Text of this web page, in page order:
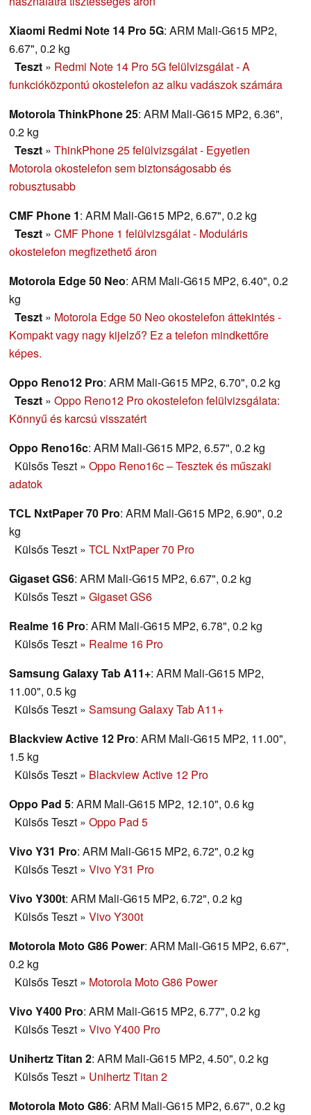
Xiaomi Redmi Note 14 Pro 5G: ARM Mali-G615 MP2,
6.67", 0.2 kg
Teszt » Redmi Note 14 Pro 5G felülvizsgálat - A
funkcióközpontú okostelefon az alku vadászok számára
Motorola ThinkPhone 25: ARM Mali-G615 MP2, 6.36",
0.2 kg
Teszt » ThinkPhone 25 felülvizsgálat - Egyetlen
Motorola okostelefon sem biztonságosabb és
robusztusabb
CMF Phone 1: ARM Mali-G615 MP2, 6.67", 0.2 kg
Teszt » CMF Phone 1 felülvizsgálat - Moduláris
okostelefon megfizethető áron
Motorola Edge 50 Neo: ARM Mali-G615 MP2, 6.40", 0.2
kg
Teszt » Motorola Edge 50 Neo okostelefon áttekintés -
Kompakt vagy nagy kijelző? Ez a telefon mindkettőre
képes.
Oppo Reno12 Pro: ARM Mali-G615 MP2, 6.70", 0.2 kg
Teszt » Oppo Reno12 Pro okostelefon felülvizsgálata:
Könnyű és karcsú visszatért
Oppo Reno16c: ARM Mali-G615 MP2, 6.57", 0.2 kg
Külsős Teszt » Oppo Reno16c – Tesztek és műszaki
adatok
TCL NxtPaper 70 Pro: ARM Mali-G615 MP2, 6.90", 0.2
kg
Külsős Teszt » TCL NxtPaper 70 Pro
Gigaset GS6: ARM Mali-G615 MP2, 6.67", 0.2 kg
Külsős Teszt » Gigaset GS6
Realme 16 Pro: ARM Mali-G615 MP2, 6.78", 0.2 kg
Külsős Teszt » Realme 16 Pro
Samsung Galaxy Tab A11+: ARM Mali-G615 MP2,
11.00", 0.5 kg
Külsős Teszt » Samsung Galaxy Tab A11+
Blackview Active 12 Pro: ARM Mali-G615 MP2, 11.00",
1.5 kg
Külsős Teszt » Blackview Active 12 Pro
Oppo Pad 5: ARM Mali-G615 MP2, 12.10", 0.6 kg
Külsős Teszt » Oppo Pad 5
Vivo Y31 Pro: ARM Mali-G615 MP2, 6.72", 0.2 kg
Külsős Teszt » Vivo Y31 Pro
Vivo Y300t: ARM Mali-G615 MP2, 6.72", 0.2 kg
Külsős Teszt » Vivo Y300t
Motorola Moto G86 Power: ARM Mali-G615 MP2, 6.67",
0.2 kg
Külsős Teszt » Motorola Moto G86 Power
Vivo Y400 Pro: ARM Mali-G615 MP2, 6.77", 0.2 kg
Külsős Teszt » Vivo Y400 Pro
Unihertz Titan 2: ARM Mali-G615 MP2, 4.50", 0.2 kg
Külsős Teszt » Unihertz Titan 2
Motorola Moto G86: ARM Mali-G615 MP2, 6.67", 0.2 kg